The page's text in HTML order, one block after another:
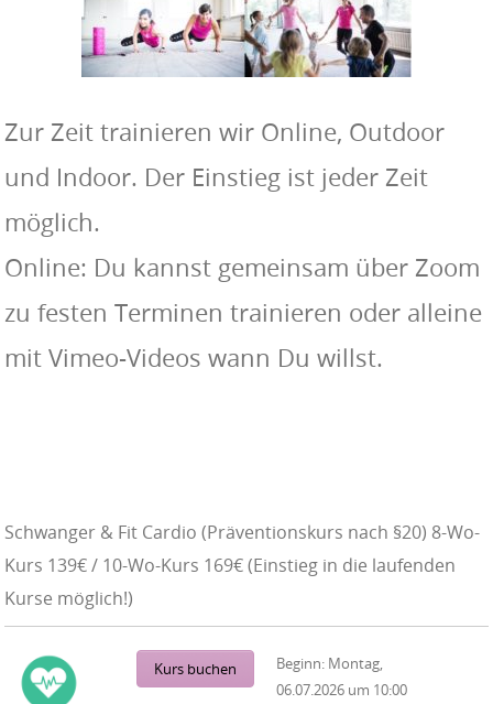
Zur Zeit trainieren wir Online, Outdoor
und Indoor. Der Einstieg ist jeder Zeit
möglich.
Online: Du kannst gemeinsam über Zoom
zu festen Terminen trainieren oder alleine
mit Vimeo-Videos wann Du willst.
Schwanger & Fit Cardio (Präventionskurs nach §20) 8-Wo-
Kurs 139€ / 10-Wo-Kurs 169€ (Einstieg in die laufenden
Kurse möglich!)
Kurs buchen Beginn: Montag,
06.07.2026 um 10:00